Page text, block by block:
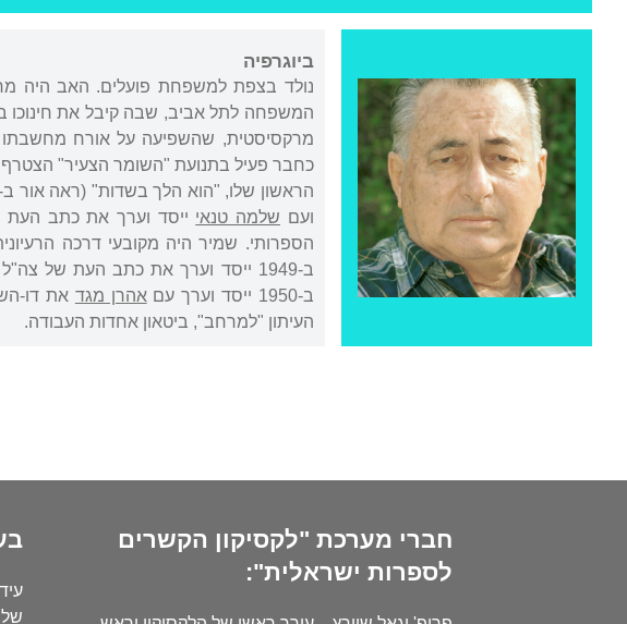
ביוגרפיה
המשפחה לתל אביב, שבה קיבל את חינוכו
ועם שלמה טנאי
הספרותי. שמיר היה מקובעי דרכה
ב-1949 ייסד וערך את כתב העת
ב-1950 ייסד וערך עם
אהרן מגד את דו-
העיתון "למרחב", ביטאון אחדות העבודה.
חברי מערכת "לקסיקון הקשרים
לספרות ישראלית":